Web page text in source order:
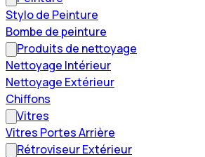
Stylo de Peinture
Bombe de peinture
Produits de nettoyage
Nettoyage Intérieur
Nettoyage Extérieur
Chiffons
Vitres
Vitres Portes Arrière
Rétroviseur Extérieur